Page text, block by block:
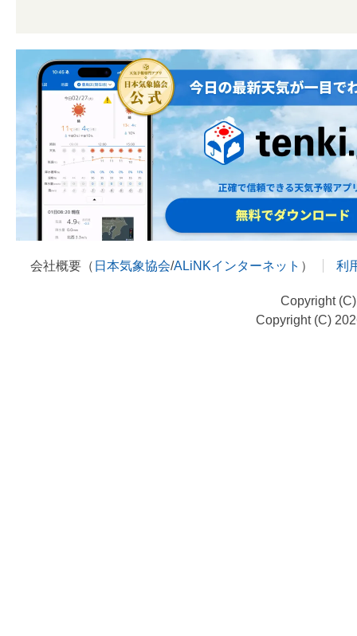
会社概要（ 日本気象協会/ALiNKインターネット ） 利
Copyright
Copyright (C)